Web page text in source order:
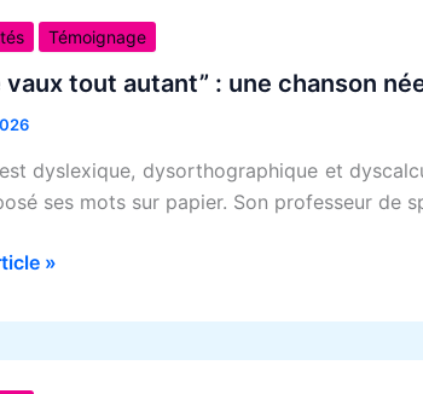
Témoignage
vaux tout autant” : une chanson
dyslexique, dysorthographique et
ses mots sur papier. Son professeur de
»